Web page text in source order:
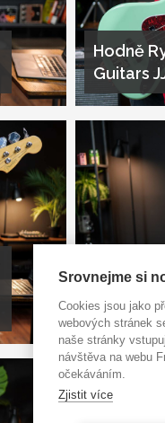
Hodně
Guitars
Gretsch
Bass
Srovnejme si
Cookies jsou jako
webových stránek
naše stránky
návštěva na webu
očekáváním.
Zjistit více